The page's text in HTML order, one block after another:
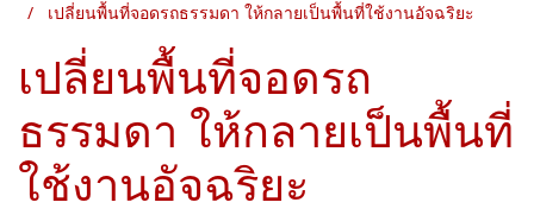
เปลี่ยนพื้นที่จอดรถธรรมดา ให้กลายเป็นพื้นที่ใช้งานอัจฉริยะ
เปลี่ยนพื้นที่จอดรถ
ธรรมดา ให้กลายเป็นพื้นที่
ใช้งานอัจฉริยะ